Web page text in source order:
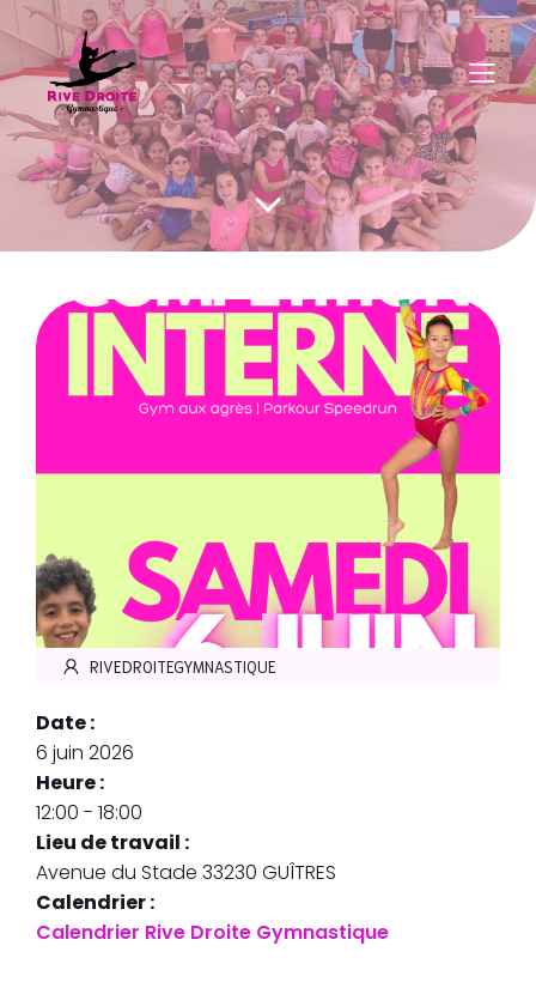
RIVEDROITEGYMNASTIQUE
Date :
6 juin 2026
Heure :
12:00 - 18:00
Lieu de travail :
Avenue du Stade 33230 GUÎTRES
Calendrier :
Calendrier Rive Droite Gymnastique